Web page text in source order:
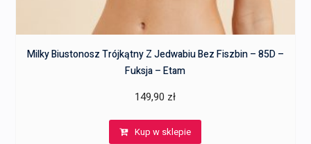
Milky Biustonosz Trójkątny Z Jedwabiu Bez Fiszbin – 85D –
Fuksja – Etam
149,90 zł
Kup w sklepie